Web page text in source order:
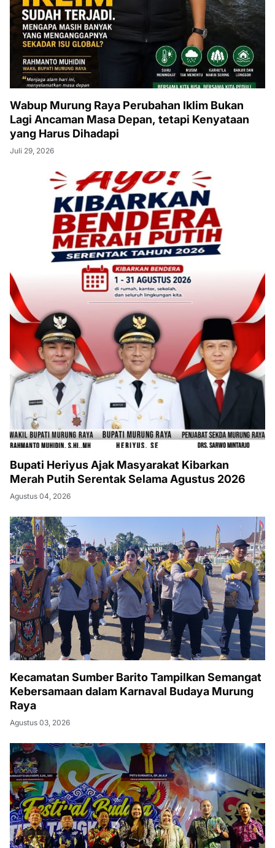
Wabup Murung Raya Perubahan Iklim Bukan
Lagi Ancaman Masa Depan, tetapi Kenyataan
yang Harus Dihadapi
Juli 29, 2026
Bupati Heriyus Ajak Masyarakat Kibarkan
Merah Putih Serentak Selama Agustus 2026
Agustus 04, 2026
Kecamatan Sumber Barito Tampilkan Semangat
Kebersamaan dalam Karnaval Budaya Murung
Raya
Agustus 03, 2026